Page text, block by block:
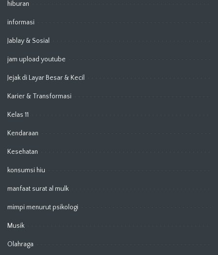
hiburan
informasi
Jablay & Sosial
jam upload youtube
Jejak di Layar Besar & Kecil
Karier & Transformasi
Kelas 11
Kendaraan
Kesehatan
konsumsi hiu
manfaat surat al mulk
mimpi menurut psikologi
Musik
Olahraga